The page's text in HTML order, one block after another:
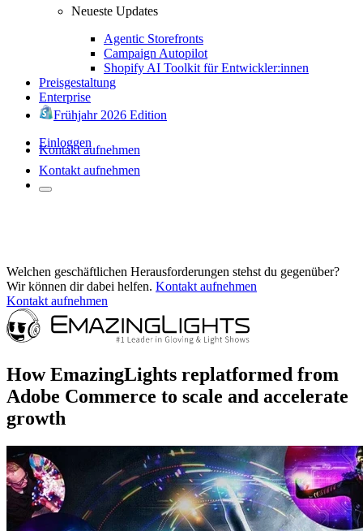
Neueste Updates
Agentic Storefronts
Campaign Autopilot
Shopify AI Toolkit für Entwickler:innen
Preisgestaltung
Enterprise
Frühjahr 2026 Edition
Einloggen
Kontakt aufnehmen
Kontakt aufnehmen
Welchen geschäftlichen Herausforderungen stehst du gegenüber?
Wir können dir dabei helfen. Kontakt aufnehmen
Kontakt aufnehmen
How EmazingLights replatformed from
Adobe Commerce to scale and accelerate
growth